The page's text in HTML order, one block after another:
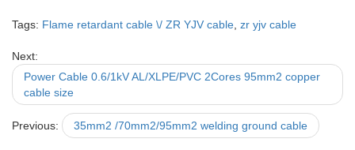
Tags: Flame retardant cable \/ ZR YJV cable zr yjv cable
Next:
Power Cable 0.6/1kV AL/XLPE/PVC 2Cores 95mm2 copper
cable size
Previous: 35mm2 /70mm2/95mm2 welding ground cable